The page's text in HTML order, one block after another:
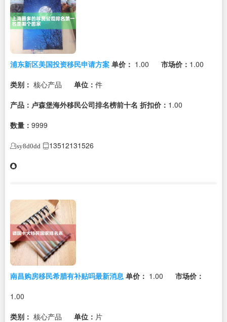
浦东新区美国投资移民申请方案 单价： 1.00 市场价： 1.00
类别： 核心产品 单位： 件
产品：卢森堡海外移民公司排名榜前十名 折扣价： 1.00
数量： 9999
sy8d0dd 13512131526
南昌购房移民希腊有补贴吗最新消息 单价： 1.00
市场价：
1.00
类别： 核心产品 单位： 片